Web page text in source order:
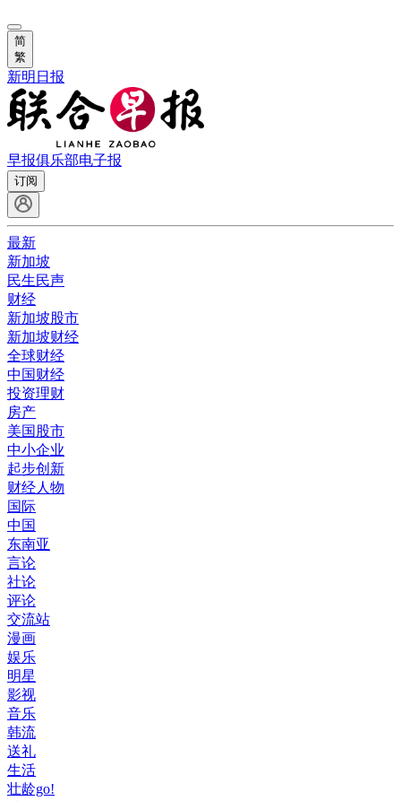
简
繁
新明日报
早报俱乐部电子报
订阅
最新
新加坡
民生民声
财经
新加坡股市
新加坡财经
全球财经
中国财经
投资理财
房产
美国股市
中小企业
起步创新
财经人物
国际
中国
东南亚
言论
社论
评论
交流站
漫画
娱乐
明星
影视
音乐
韩流
送礼
生活
壮龄go!